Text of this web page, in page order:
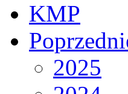
KMP
2025